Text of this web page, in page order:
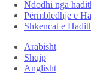
Ndodhi nga
Përmbledhje e
Shkencat e
Arabisht
Shqip
Anglisht